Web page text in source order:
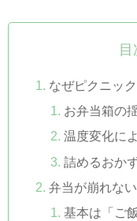
目
なぜピクニッ
お弁当箱の
温度変化に
詰めるおか
弁当が崩れな
基本は「ご